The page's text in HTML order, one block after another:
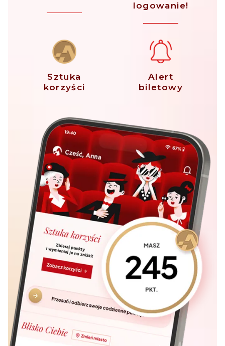
logowanie!
Sztuka
korzyści
Alert
biletowy